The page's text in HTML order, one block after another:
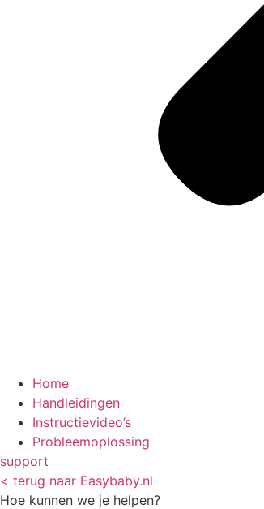
Home
Handleidingen
Instructievideo’s
Probleemoplossing
support
< terug naar Easybaby.nl
Hoe kunnen we je helpen?